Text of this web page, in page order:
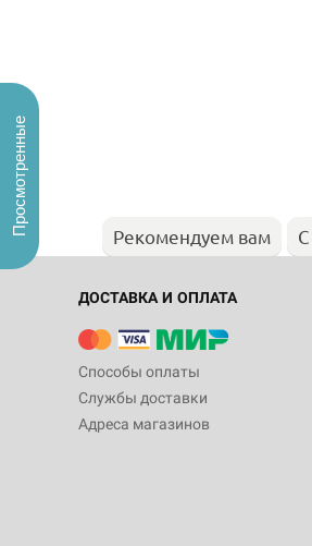
Рекомендуем вам
ДОСТАВКА И ОПЛАТА
Способы оплаты
Службы доставки
Адреса магазинов
Просмотренные